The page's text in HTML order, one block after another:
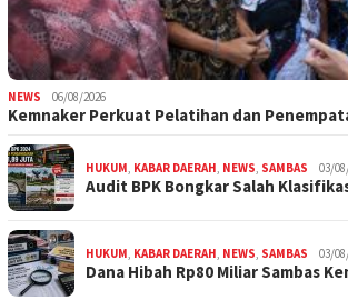
NEWS 06/08/2026
Kemnaker Perkuat Pelatihan dan
HUKUM, KABAR DAERAH, NEWS, SAMBAS 03/
Audit BPK Bongkar Salah
HUKUM, KABAR DAERAH, NEWS, SAMBAS 03/
Dana Hibah Rp80 Miliar Sambas